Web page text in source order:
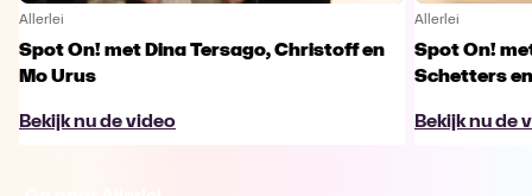
Allerlei
Spot On! met Dina Tersago, Christoff en
Mo Urus
Bekijk nu de video
Allerlei
Spot On!
Schetters
Bekijk nu de